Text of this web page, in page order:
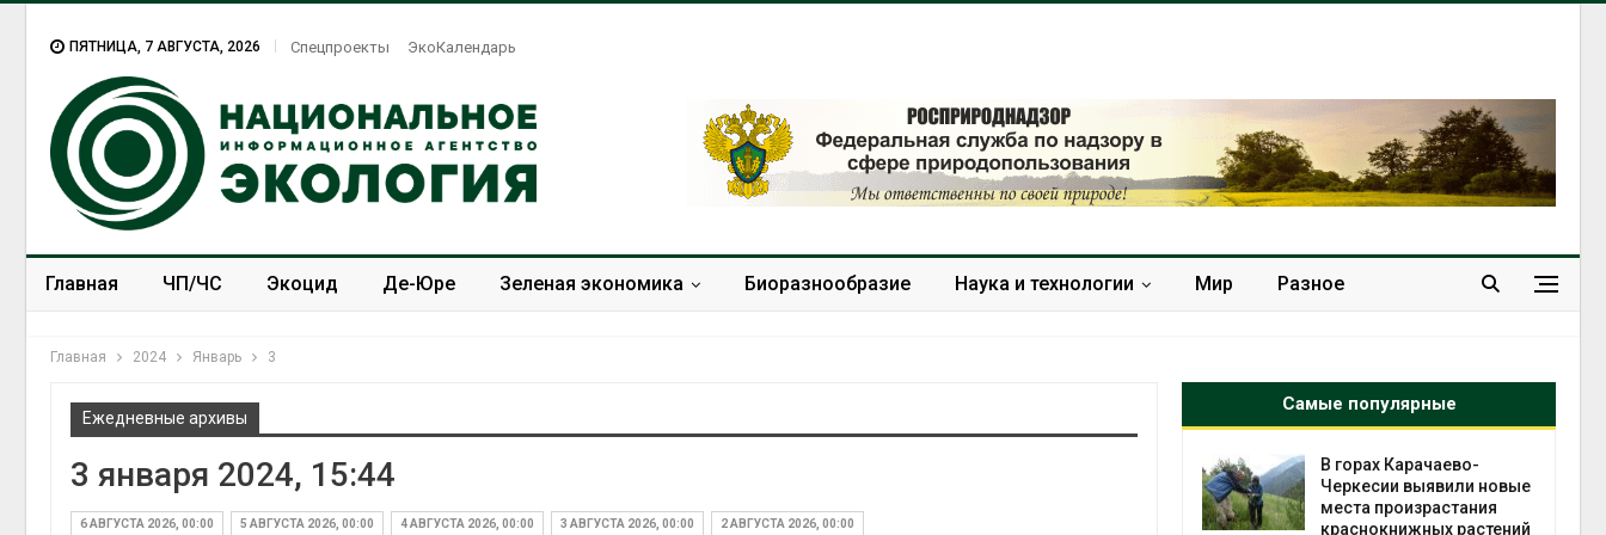
ПЯТНИЦА, 7 АВГУСТА, 2026 Спецпроекты ЭкоКалендарь
Главная ЧП/ЧС Экоцид Де-Юре Зеленая экономика Биоразнообразие Наука и технологии Мир Разное
Главная 2024 Январь 3
Ежедневные архивы
3 января 2024, 15:44
6 АВГУСТА 2026, 00:00 5 АВГУСТА 2026, 00:00 4 АВГУСТА 2026, 00:00 3 АВГУСТА 2026, 00:00 2 АВГУСТА 2026, 00:00
Самые популярные
последствия разлива
химикатов после пожара
В горах Карачаево-
Черкесии выявили новые
места произрастания
краснокнижных растений